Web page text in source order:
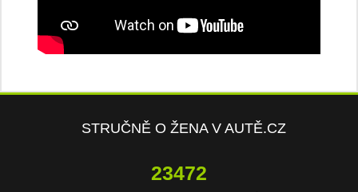
STRUČNĚ O ŽENA V AUTĚ.CZ
23472